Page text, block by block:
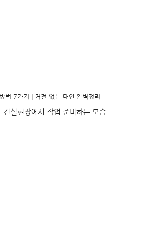
법 7가지│거절 없는 대안 완벽정리